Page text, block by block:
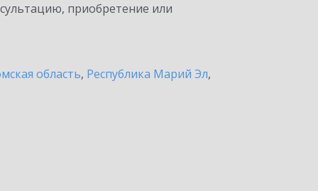
приобретение или
область, Республика Марий Эл,